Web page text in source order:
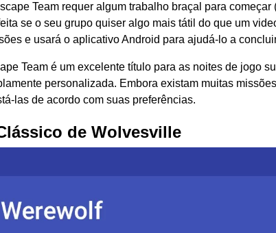
Team requer algum trabalho braçal para
se o seu grupo quiser algo mais tátil do que um
e usará o aplicativo Android para ajudá-lo a
Team é um excelente título para as noites de jogo
personalizada. Embora existam muitas
las de acordo com suas preferências.
de Wolvesville